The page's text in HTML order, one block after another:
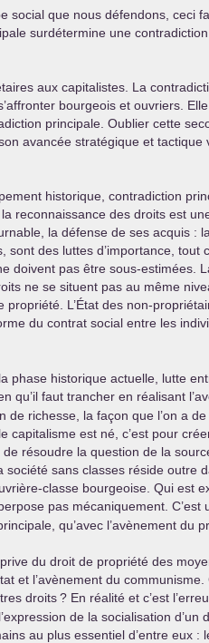
social que nous défendons, ceci
surdétermine une
aux capitalistes. La
bourgeois et ouvriers.
principale. Oublier cette
avancée stratégique et
historique, contradiction
reconnaissance des droits est
la défense de ses acquis :
des luttes d’importance, tout
doivent pas être sous-estimées.
ne se situent pas au même
L’État des non-
du contrat social entre les
historique actuelle, lutte
faut trancher en réalisant
richesse, la façon que l’on a
capitalisme est né, c’est pour
résoudre la question de la
sans classes réside outre
classe bourgeoise. Qui est
pas mécaniquement.
qu’avec l’avènement du
du droit de propriété des
et l’avènement du
droits? En réalité et c’est
de la socialisation
au plus essentiel d’entre eux :